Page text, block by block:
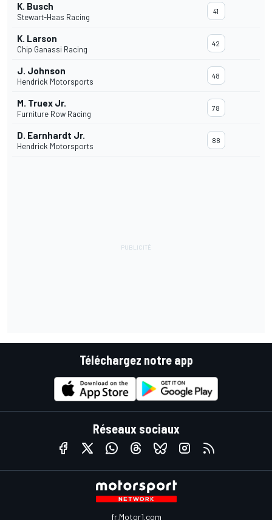
K. Busch
Stewart-Haas Racing
41
K. Larson
Chip Ganassi Racing
42
J. Johnson
Hendrick Motorsports
48
M. Truex Jr.
Furniture Row Racing
78
D. Earnhardt Jr.
Hendrick Motorsports
88
Téléchargez notre app
Réseaux sociaux
fr.Motor1.com